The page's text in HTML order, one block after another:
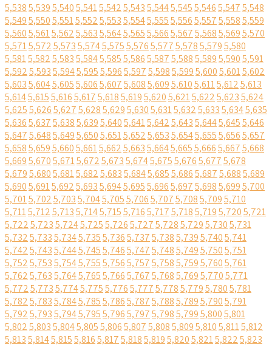
5,5385,5395,5405,5415,5425,5435,5445,5455,5465,5475,548
5,5495,5505,5515,5525,5535,5545,5555,5565,5575,5585,559
5,5605,5615,5625,5635,5645,5655,5665,5675,5685,5695,570
5,5715,5725,5735,5745,5755,5765,5775,5785,5795,580
5,5815,5825,5835,5845,5855,5865,5875,5885,5895,5905,591
5,5925,5935,5945,5955,5965,5975,5985,5995,6005,6015,602
5,6035,6045,6055,6065,6075,6085,6095,6105,6115,6125,613
5,6145,6155,6165,6175,6185,6195,6205,6215,6225,6235,624
5,6255,6265,6275,6285,6295,6305,6315,6325,6335,6345,635
5,6365,6375,6385,6395,6405,6415,6425,6435,6445,6455,646
5,6475,6485,6495,6505,6515,6525,6535,6545,6555,6565,657
5,6585,6595,6605,6615,6625,6635,6645,6655,6665,6675,668
5,6695,6705,6715,6725,6735,6745,6755,6765,6775,678
5,6795,6805,6815,6825,6835,6845,6855,6865,6875,6885,689
5,6905,6915,6925,6935,6945,6955,6965,6975,6985,6995,700
5,7015,7025,7035,7045,7055,7065,7075,7085,7095,710
5,7115,7125,7135,7145,7155,7165,7175,7185,7195,7205,721
5,7225,7235,7245,7255,7265,7275,7285,7295,7305,731
5,7325,7335,7345,7355,7365,7375,7385,7395,7405,741
5,7425,7435,7445,7455,7465,7475,7485,7495,7505,751
5,7525,7535,7545,7555,7565,7575,7585,7595,7605,761
5,7625,7635,7645,7655,7665,7675,7685,7695,7705,771
5,7725,7735,7745,7755,7765,7775,7785,7795,7805,781
5,7825,7835,7845,7855,7865,7875,7885,7895,7905,791
5,7925,7935,7945,7955,7965,7975,7985,7995,8005,801
5,8025,8035,8045,8055,8065,8075,8085,8095,8105,8115,812
5,8135,8145,8155,8165,8175,8185,8195,8205,8215,8225,823